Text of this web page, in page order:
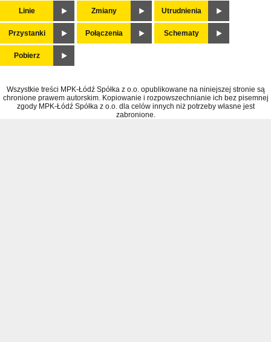
Linie Zmiany Utrudnienia
Przystanki Połączenia Schematy
Pobierz
Wszystkie treści MPK-Łódź Spółka z o.o. opublikowane na niniejszej stronie są
chronione prawem autorskim. Kopiowanie i rozpowszechnianie ich bez pisemnej
zgody MPK-Łódź Spółka z o.o. dla celów innych niż potrzeby własne jest
zabronione.